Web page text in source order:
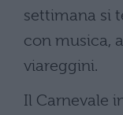
settimana si
con musica,
viareggini.
Il Carnevale